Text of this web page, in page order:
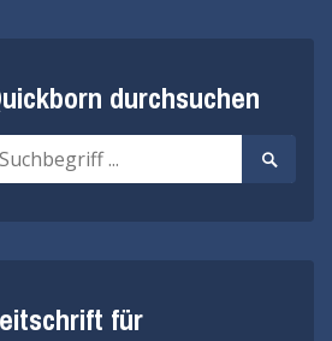
durchsuchen
Suche
starten
für